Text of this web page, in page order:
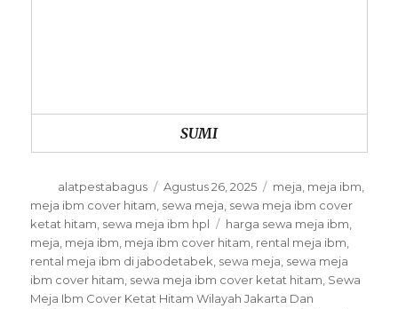
SUMI
Author
alatpestabagus
Posted
on
Agustus 26, 2025 Categories
meja meja ibm
meja ibm cover hitam sewa meja sewa meja ibm cover
ketat hitam sewa meja ibm hpl Tags
harga sewa meja ibm
meja meja ibm meja ibm cover hitam rental meja ibm
rental meja ibm di jabodetabek sewa meja sewa meja
ibm cover hitam sewa meja ibm cover ketat hitam Sewa
Meja Ibm Cover Ketat Hitam Wilayah Jakarta Dan